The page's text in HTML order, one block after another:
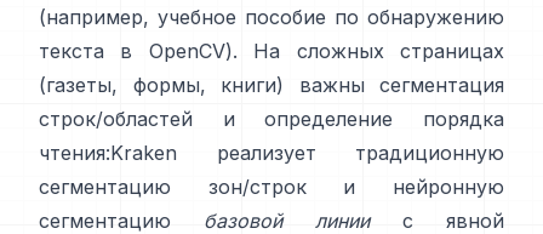
(например, учебное пособие по обнаружению
текста в OpenCV). На сложных страницах
(газеты, формы, книги) важны сегментация
строк/областей и определение порядка
чтения:Kraken
реализует традиционную
сегментацию зон/строк и нейронную
сегментацию базовой линиис явной